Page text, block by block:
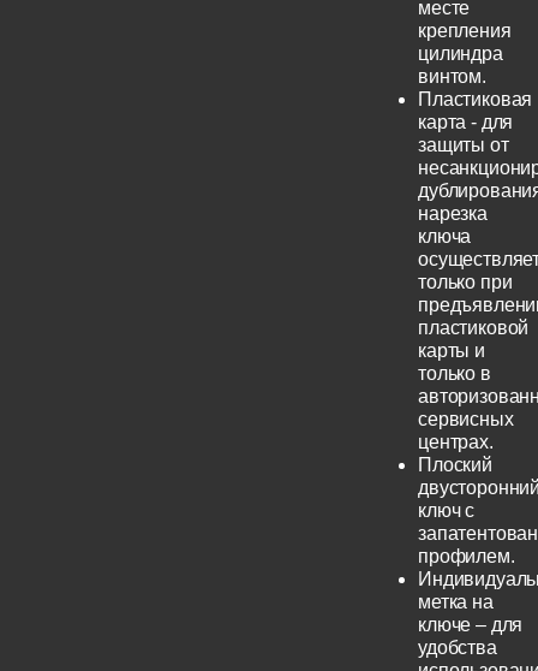
месте
крепления
цилиндра
винтом.
Пластиковая
карта - для
защиты от
нарезка
ключа
только при
пластиковой
карты и
только в
сервисных
центрах.
Плоский
ключ с
профилем.
метка на
ключе – для
удобства